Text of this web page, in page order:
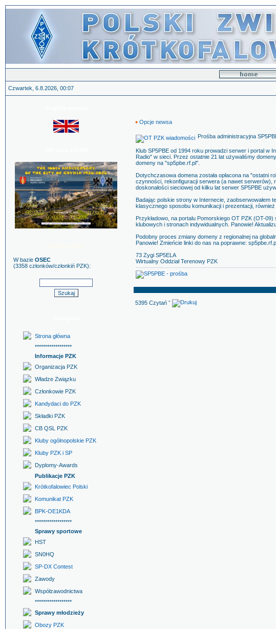
Czwartek, 6.8.2026, 00:07
W bazie OSEC
(3358 członków/członkiń PZK):
Strona główna
******************
Informacje PZK
Organizacja PZK
Władze Związku
Członkowie PZK
Kandydaci do PZK
Składki PZK
CB QSL PZK
Kluby ogólnopolskie PZK
Kluby PZK i SP
Dyplomy-Awards
Publikacje PZK
Krótkofalowiec Polski
Komunikat PZK
BPK-OE1KDA
******************
Sprawy sportowe
HST
SN0HQ
SP-DX Contest
Zawody
Współzawodnictwa
******************
Sprawy młodzieży
Obozy PZK
Opcje newsa
Prośba administracyjna
Klub SP5PBE od 1994 roku prowadzi serwer i portal w
Radio" w sieci. Przez ostatnie 21 lat używaliśmy
domeny na "sp5pbe.rf.pl".
Dotychczasowa domena została opłacona na "ostatni
czynności, rekonfiguracji serwera (a nawet serwerów),
doskonałości sieciowej od kilku lat serwer SP5PBE
Badając polskie strony w Internecie, zaobserwowałem
klasycznego sposobu komunikacji i prezentacji,
Przykładowo, na portalu Pomorskiego OT PZK (OT-
klubowych i stronach indywidualnych. Panowie!
Podobny proces zmiany domeny z regionalnej na
Panowie! Zmieńcie linki do nas na poprawne:
73 Zygi SP5ELA
Wirtualny Oddział Terenowy PZK
5395 Czytań ˇ